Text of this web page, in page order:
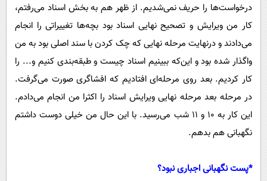
درخواست‌ها را حریف نمی‌شدیم. از ظهر هم به بخش اسناد می‌رفتم،
کار من ویرایش و تصحیح نهایی اسناد بود بچه‌ها تغییراتی را انجام
می‌دادند و درنهایت مرحله نهایی که چک کردن با سند اصلی بود به من
واگذار شده بود و این‌که ببینیم اسناد چیست و طبقه‌بندی کنیم و... را
کار کردیم. بعد روی مرحله‌ای افتادیم که افشاگری صورت می‌گرفت.
در مرحله بعد مرحله نهایی ویرایش اسناد را اکثرا من انجام می‌دادم.
این کار به ۱۰ و ۱۱ شب می‌رسید. با این حال من خیلی دوست داشتم
نگهبانی هم بدهم.
*پست نگهبانی اجباری نبود؟